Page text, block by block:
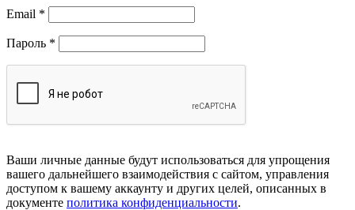
Email *
Пароль *
Ваши личные данные будут использоваться для упрощения
вашего дальнейшего взаимодействия с сайтом, управления
доступом к вашему аккаунту и других целей, описанных в
документе политика конфиденциальности.